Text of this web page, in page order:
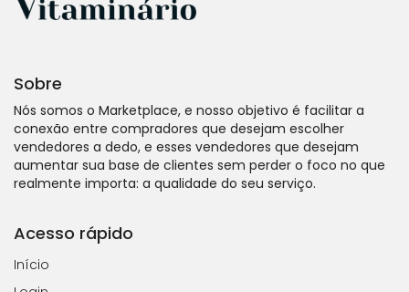
Sobre
Nós somos o Marketplace, e nosso objetivo é facilitar a
conexão entre compradores que desejam escolher
vendedores a dedo, e esses vendedores que desejam
aumentar sua base de clientes sem perder o foco no que
realmente importa: a qualidade do seu serviço.
Acesso rápido
Início